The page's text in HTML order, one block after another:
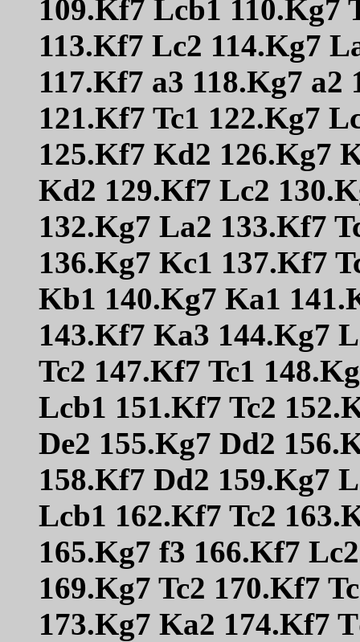
109.Kf7 Lcb1 110.Kg7
113.Kf7 Lc2 114.Kg7
117.Kf7 a3 118.Kg7
121.Kf7 Tc1 122.Kg7
125.Kf7 Kd2 126.Kg7
Kd2 129.Kf7 Lc2
132.Kg7 La2 133.Kf7
136.Kg7 Kc1 137.Kf7
Kb1 140.Kg7 Ka1
143.Kf7 Ka3 144.Kg7
Tc2 147.Kf7 Tc1
Lcb1 151.Kf7 Tc2
De2 155.Kg7 Dd2
158.Kf7 Dd2 159.Kg7
Lcb1 162.Kf7 Tc2
165.Kg7 f3 166.Kf7
169.Kg7 Tc2 170.Kf7
173.Kg7 Ka2 174.Kf7